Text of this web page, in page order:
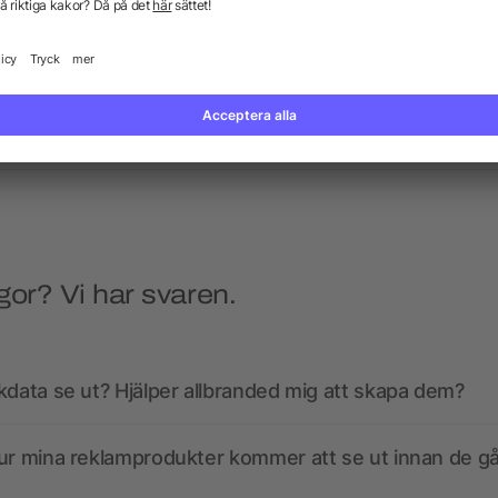
Green Naturback
från 86,65 kr
från 43,32 kr
Vi har svaren.
se ut? Hjälper allbranded mig att skapa dem?
mina reklamprodukter kommer att se ut innan de